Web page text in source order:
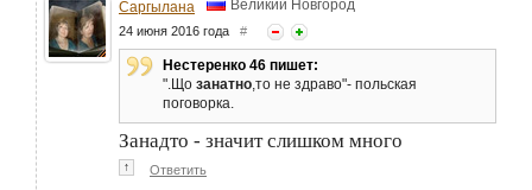
Саргылана Великий Новгород
24 июня 2016 года #
Нестеренко 46 пишет:
".Що занатно,то не здраво"- польская
поговорка.
Занадто - значит слишком много
↑ Ответить